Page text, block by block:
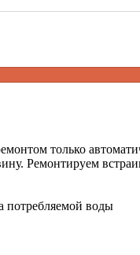
только
Ремонтируем
потребляемой воды